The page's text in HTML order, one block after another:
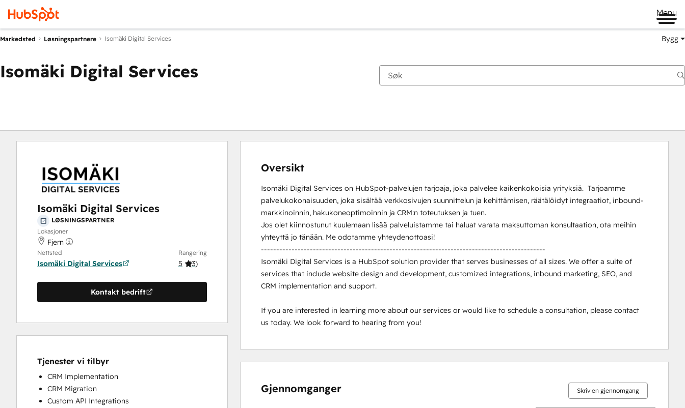
Menu
Markedsted Løsningspartnere Isomäki Digital Services Bygg
Isomäki Digital Services
Isomäki Digital Services
LØSNINGSPARTNER
Lokasjoner
Fjern
Nettsted
Isomäki Digital Services
Rangering
5 (3)
Kontakt bedrift
Tjenester vi tilbyr
CRM Implementation
CRM Migration
Custom API Integrations
Oversikt
Isomäki Digital Services on HubSpot-palvelujen tarjoaja, joka palvelee kaikenkokoisia yrityksiä.  Tarjoamme
palvelukokonaisuuden, joka sisältää verkkosivujen suunnittelun ja kehittämisen, räätälöidyt integraatiot, inbound-
markkinoinnin, hakukoneoptimoinnin ja CRM:n toteutuksen ja tuen.
Jos olet kiinnostunut kuulemaan lisää palveluistamme tai haluat varata maksuttoman konsultaation, ota meihin
yhteyttä jo tänään. Me odotamme yhteydenottoasi!
---------------------------------------------------------------------------------------------
Isomäki Digital Services is a HubSpot solution provider that serves businesses of all sizes. We offer a suite of
services that include website design and development, customized integrations, inbound marketing, SEO, and
CRM implementation and support.
If you are interested in learning more about our services or would like to schedule a consultation, please contact
us today. We look forward to hearing from you!
Gjennomganger Skriv en gjennomgang